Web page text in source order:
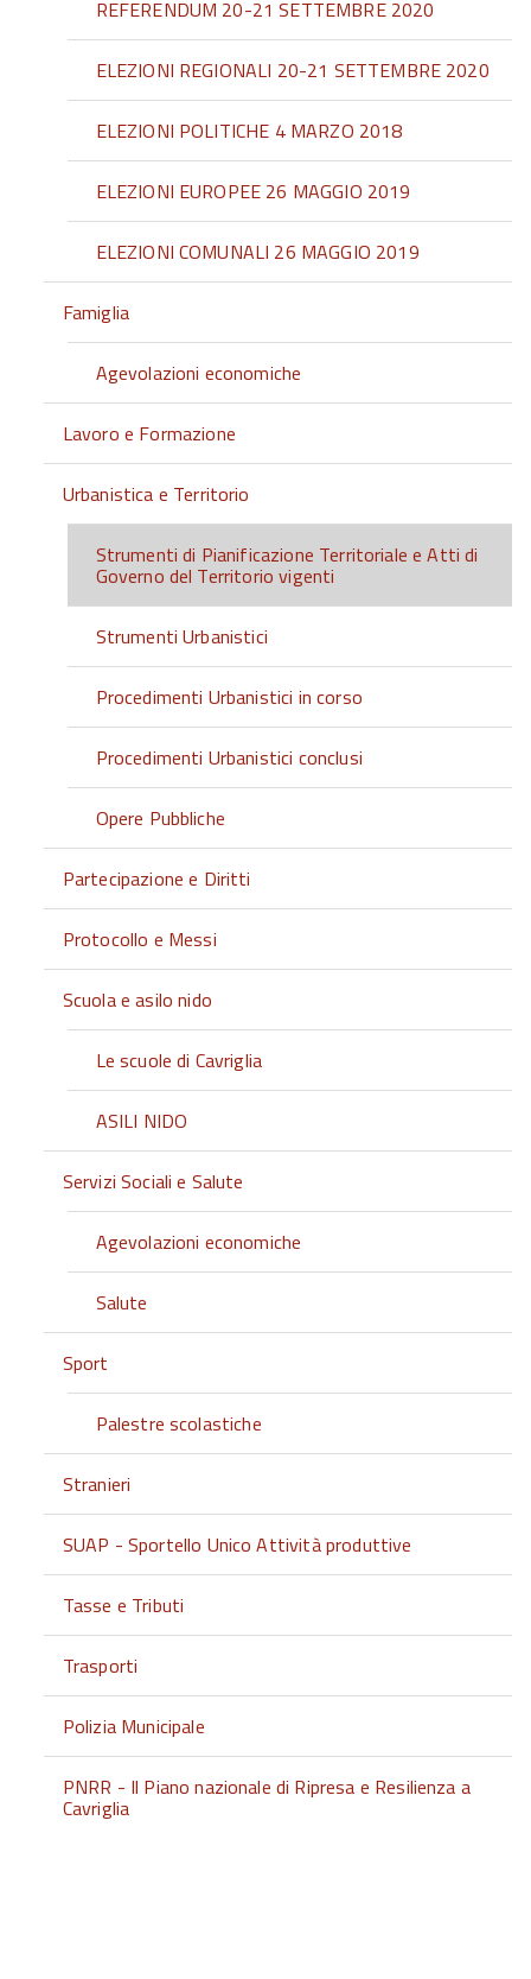
REFERENDUM 20-21 SETTEMBRE 2020
ELEZIONI REGIONALI 20-21 SETTEMBRE 2020
ELEZIONI POLITICHE 4 MARZO 2018
ELEZIONI EUROPEE 26 MAGGIO 2019
ELEZIONI COMUNALI 26 MAGGIO 2019
Famiglia
Agevolazioni economiche
Lavoro e Formazione
Urbanistica e Territorio
Strumenti di Pianificazione Territoriale e Atti di
Governo del Territorio vigenti
Strumenti Urbanistici
Procedimenti Urbanistici in corso
Procedimenti Urbanistici conclusi
Opere Pubbliche
Partecipazione e Diritti
Protocollo e Messi
Scuola e asilo nido
Le scuole di Cavriglia
ASILI NIDO
Servizi Sociali e Salute
Agevolazioni economiche
Salute
Sport
Palestre scolastiche
Stranieri
SUAP - Sportello Unico Attività produttive
Tasse e Tributi
Trasporti
Polizia Municipale
PNRR - Il Piano nazionale di Ripresa e Resilienza a
Cavriglia